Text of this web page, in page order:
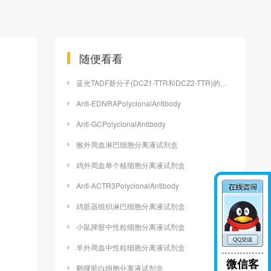
随便看看
蓝光TADF新分子(DCZ1-TTR和DCZ2-TTR)的定制合成
Anti-EDNRAPolyclonalAntibody
Anti-GCPolyclonalAntibody
猴外周血淋巴细胞分离液试剂盒
鸡外周血单个核细胞分离液试剂盒
Anti-ACTR3PolyclonalAntibody
鸡脏器组织淋巴细胞分离液试剂盒
小鼠脾脏中性粒细胞分离液试剂盒
羊外周血中性粒细胞分离液试剂盒
鹅脾脏白细胞分离液试剂盒
微信客